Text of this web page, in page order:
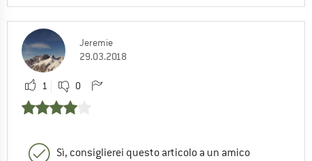
Jeremie
29.03.2018
1 0
Sì, consiglierei questo articolo a un amico